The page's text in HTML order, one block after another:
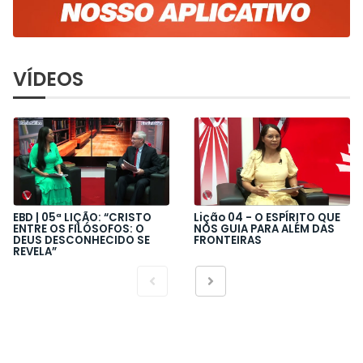
VÍDEOS
EBD | 05ª LIÇÃO: “CRISTO
ENTRE OS FILÓSOFOS: O
DEUS DESCONHECIDO SE
REVELA”
Lição 04 - O ESPÍRITO QUE
NOS GUIA PARA ALÉM DAS
FRONTEIRAS